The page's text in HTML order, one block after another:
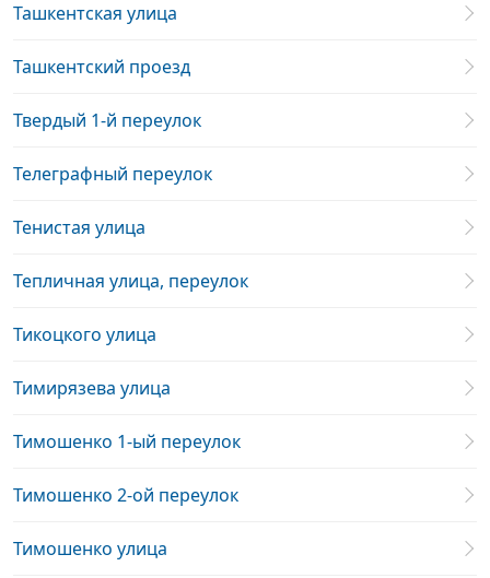
Ташкентская улица
Ташкентский проезд
Твердый 1-й переулок
Телеграфный переулок
Тенистая улица
Тепличная улица, переулок
Тикоцкого улица
Тимирязева улица
Тимошенко 1-ый переулок
Тимошенко 2-ой переулок
Тимошенко улица